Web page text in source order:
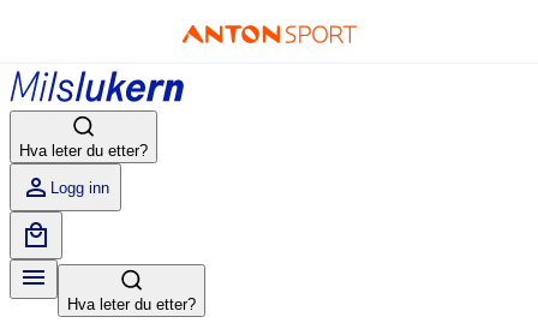
Hva leter du etter?
Logg inn
Hva leter du etter?